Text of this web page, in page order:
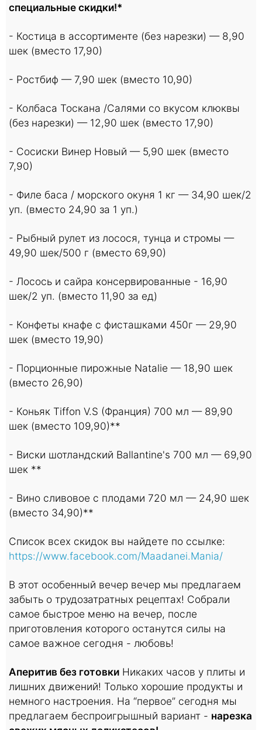
специальные скидки!*
- Костица в ассортименте (без нарезки) — 8,90
шек (вместо 17,90)
- Ростбиф — 7,90 шек (вместо 10,90)
- Колбаса Тоскана /Салями со вкусом клюквы
(без нарезки) — 12,90 шек (вместо 17,90)
- Сосиски Винер Новый — 5,90 шек (вместо
7,90)
- Филе баса / морского окуня 1 кг — 34,90 шек/2
уп. (вместо 24,90 за 1 уп.)
- Рыбный рулет из лосося, тунца и стромы —
49,90 шек/500 г (вместо 69,90)
- Лосось и сайра консервированные - 16,90
шек/2 уп. (вместо 11,90 за ед)
- Конфеты кнафе с фисташками 450г — 29,90
шек (вместо 19,90)
- Порционные пирожные Natalie — 18,90 шек
(вместо 26,90)
- Коньяк Tiffon V.S (Франция) 700 мл — 89,90
шек (вместо 109,90)**
- Виски шотландский Ballantine's 700 мл — 69,90
шек **
- Вино сливовое с плодами 720 мл — 24,90 шек
(вместо 34,90)**
Список всех скидок вы найдете по ссылке:
https://www.facebook.com/Maadanei.Mania/
В этот особенный вечер вечер мы предлагаем
забыть о трудозатратных рецептах! Собрали
самое быстрое меню на вечер, после
приготовления которого останутся силы на
самое важное сегодня - любовь!
Аперитив без готовки Никаких часов у плиты и
лишних движений! Только хорошие продукты и
немного настроения. На “первое” сегодня мы
предлагаем беспроигрышный вариант - нарезка